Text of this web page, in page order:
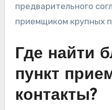
предварительного
приемщиком крупных
Где найти
пункт
контакты?